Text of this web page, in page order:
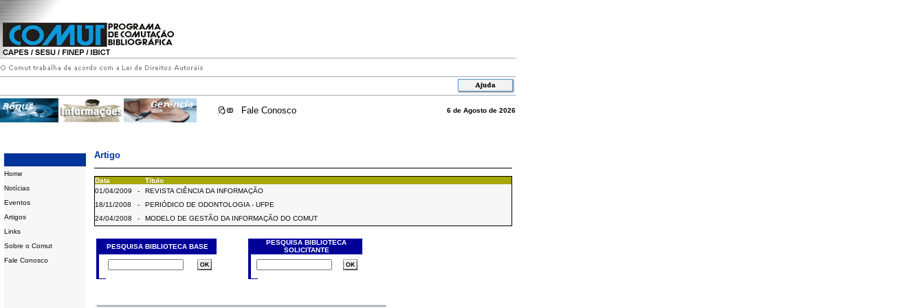
Fale Conosco 6 de Agosto de 2026
Home
Notícias
Eventos
Artigos
Links
Sobre o Comut
Fale Conosco
Artigo
Data
Título
01/04/2009
-
REVISTA CIÊNCIA DA INFORMAÇÃO
18/11/2008
-
PERIÓDICO DE ODONTOLOGIA - UFPE
24/04/2008
- MODELO DE GESTÃO DA INFORMAÇÃO DO COMUT
PESQUISA BIBLIOTECA BASE
PESQUISA BIBLIOTECA
SOLICITANTE